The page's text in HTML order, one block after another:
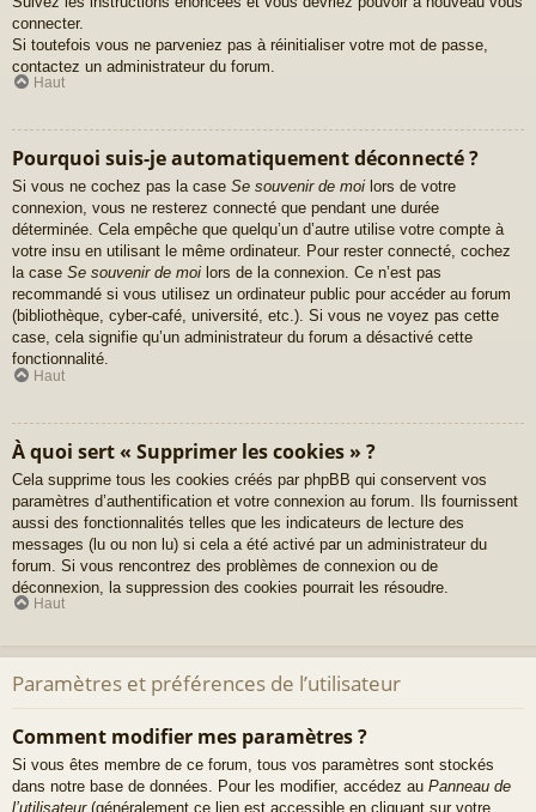
connecter.
Si toutefois vous ne parveniez pas à réinitialiser votre mot de passe,
contactez un administrateur du forum.
Haut
Pourquoi suis-je automatiquement déconnecté ?
Si vous ne cochez pas la case Se souvenir de moi lors de votre
connexion, vous ne resterez connecté que pendant une durée
déterminée. Cela empêche que quelqu’un d’autre utilise votre compte à
votre insu en utilisant le même ordinateur. Pour rester connecté, cochez
la case Se souvenir de moi lors de la connexion. Ce n’est pas
recommandé si vous utilisez un ordinateur public pour accéder au forum
(bibliothèque, cyber-café, université, etc.). Si vous ne voyez pas cette
case, cela signifie qu’un administrateur du forum a désactivé cette
fonctionnalité.
Haut
À quoi sert « Supprimer les cookies » ?
Cela supprime tous les cookies créés par phpBB qui conservent vos
paramètres d’authentification et votre connexion au forum. Ils fournissent
aussi des fonctionnalités telles que les indicateurs de lecture des
messages (lu ou non lu) si cela a été activé par un administrateur du
forum. Si vous rencontrez des problèmes de connexion ou de
déconnexion, la suppression des cookies pourrait les résoudre.
Haut
Paramètres et préférences de l’utilisateur
Comment modifier mes paramètres ?
Si vous êtes membre de ce forum, tous vos paramètres sont stockés
dans notre base de données. Pour les modifier, accédez au Panneau de
l’utilisateur(généralement ce lien est accessible en cliquant sur votre